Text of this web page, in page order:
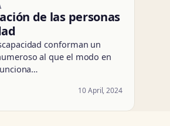
de las personas
conforman un
al que el modo en
10 April, 2024